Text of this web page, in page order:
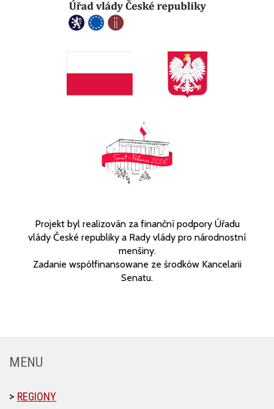
Projekt byl realizován za finanční podpory Úřadu
vlády České republiky a Rady vlády pro národnostní
menšiny.
Zadanie współfinansowane ze środków Kancelarii
Senatu.
MENU
REGIONY